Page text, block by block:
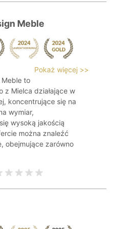
Meble
Pokaż więcej >>
to
z Mielca działające w
koncentrujące się na
wymiar,
wysoką jakością
można znaleźć
obejmujące zarówno